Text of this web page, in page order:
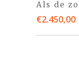
Als de
€2.450,00